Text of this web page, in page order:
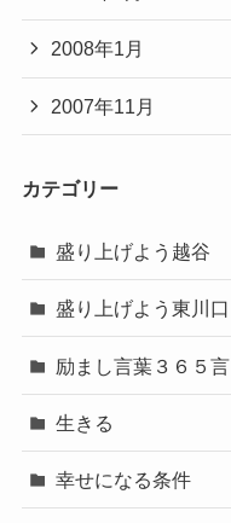
2008年1月
2007年11月
カテゴリー
盛り上げよう越谷
盛り上げよう東川口
励まし言葉３６５言
生きる
幸せになる条件